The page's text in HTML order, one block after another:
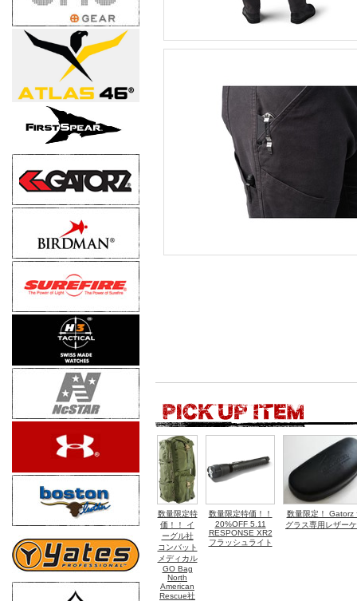
数量限定特
価！！ イ
ーグル社
コンバット
メディカル
GO Bag
North
American
Rescue社
数量限定特価！！
20%OFF 5.11
RESPONSE XR2
フラッシュライト
数量限定！ Gatorz
グラス専用レザー